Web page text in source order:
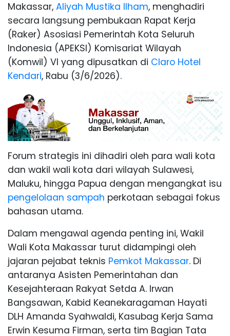
Makassar, Aliyah Mustika Ilham, menghadiri
secara langsung pembukaan Rapat Kerja
(Raker) Asosiasi Pemerintah Kota Seluruh
Indonesia (APEKSI) Komisariat Wilayah
(Komwil) VI yang dipusatkan di Claro Hotel
Kendari, Rabu (3/6/2026).
Forum strategis ini dihadiri oleh para wali kota
dan wakil wali kota dari wilayah Sulawesi,
Maluku, hingga Papua dengan mengangkat isu
pengelolaan sampah perkotaan sebagai fokus
bahasan utama.
Dalam mengawal agenda penting ini, Wakil
Wali Kota Makassar turut didampingi oleh
jajaran pejabat teknis Pemkot Makassar. Di
antaranya Asisten Pemerintahan dan
Kesejahteraan Rakyat Setda A. Irwan
Bangsawan, Kabid Keanekaragaman Hayati
DLH Amanda Syahwaldi, Kasubag Kerja Sama
Erwin Kesuma Firman, serta tim Bagian Tata